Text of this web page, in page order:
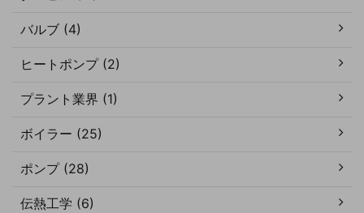
バルブ (4)
ヒートポンプ (2)
プラント業界 (1)
ボイラー (25)
ポンプ (28)
伝熱工学 (6)